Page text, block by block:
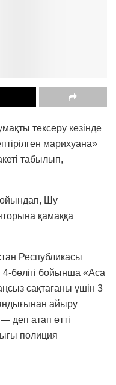
тексеру кезінде
марихуана»
табылып,
Шу
қамаққа
Республикасы
бөлігі бойынша «Аса
сақтағаны үшін 3
айыру
деп атап өтті
полиция